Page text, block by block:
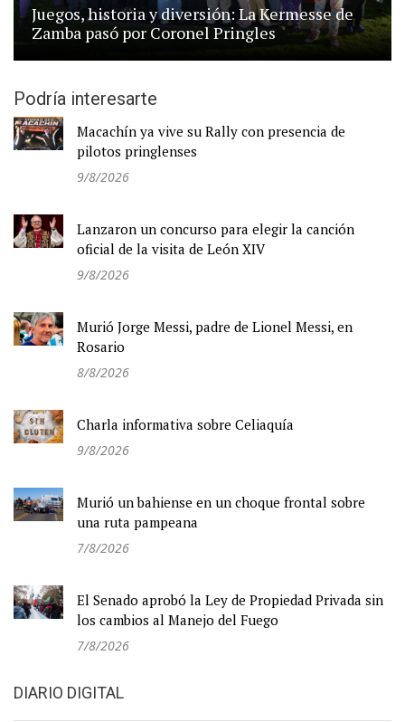
Juegos, historia y diversión: La Kermesse de
Zamba pasó por Coronel Pringles
Podría interesarte
Macachín ya vive su Rally con presencia de
pilotos pringlenses
9/8/2026
Lanzaron un concurso para elegir la canción
oficial de la visita de León XIV
9/8/2026
Murió Jorge Messi, padre de Lionel Messi, en
Rosario
8/8/2026
Charla informativa sobre Celiaquía
9/8/2026
Murió un bahiense en un choque frontal sobre
una ruta pampeana
7/8/2026
El Senado aprobó la Ley de Propiedad Privada sin
los cambios al Manejo del Fuego
7/8/2026
DIARIO DIGITAL